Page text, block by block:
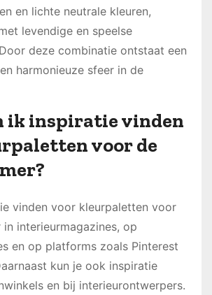
en lichte neutrale kleuren,
levendige en speelse
deze combinatie ontstaat een
harmonieuze sfeer in de
ik inspiratie vinden
voor de
vinden voor kleurpaletten voor
interieurmagazines, op
en op platforms zoals Pinterest
kun je ook inspiratie
en bij interieurontwerpers.